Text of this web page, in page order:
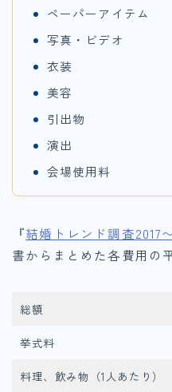
ペーパーアイテム
写真・ビデオ
衣装
美容
引出物
演出
会場使用料
『結婚トレンド調査2017
書からまとめた各費用の
総額
挙式料
料理、飲み物（1人あたり）